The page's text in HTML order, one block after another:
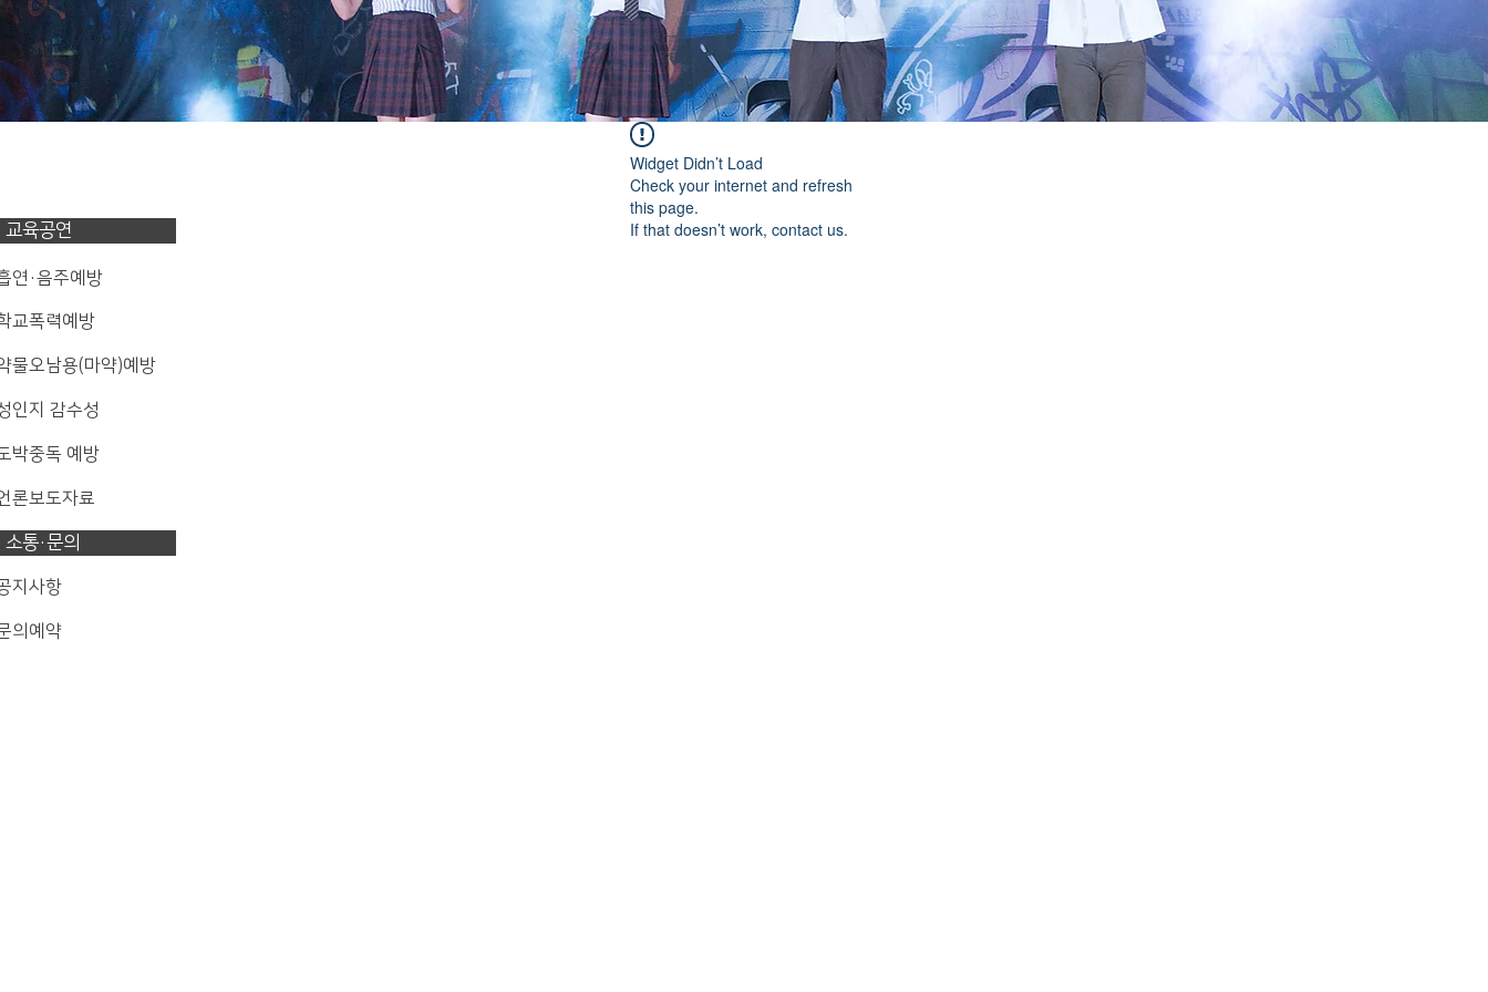
교육공연
연·음주예방
교폭력예방
물오남용(마약)예방
인지 감수성
박중독 예방
론보도자료
소통·문의
지사항
의예약
Widget Didn’t Load
Check your internet and refresh
this page.
If that doesn’t work, contact us.